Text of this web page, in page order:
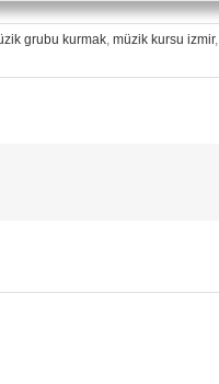
grubu kurmak, müzik kursu izmir,